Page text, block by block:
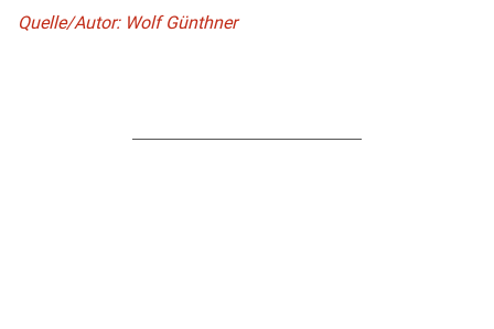
Quelle/Autor: Wolf Günthner